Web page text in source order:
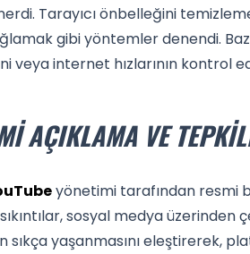
Tarayıcı önbelleğini
gibi yöntemler denendi.
veya internet hızlarının kontrol
AÇIKLAMA VE
yönetimi tarafından resmi
sıkıntılar, sosyal medya
sıkça yaşanmasını eleştirerek,